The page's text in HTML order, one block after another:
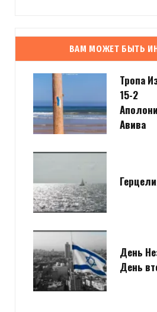
ВАМ МОЖЕТ БЫТЬ
Тропа
15-2
Авива
День
День